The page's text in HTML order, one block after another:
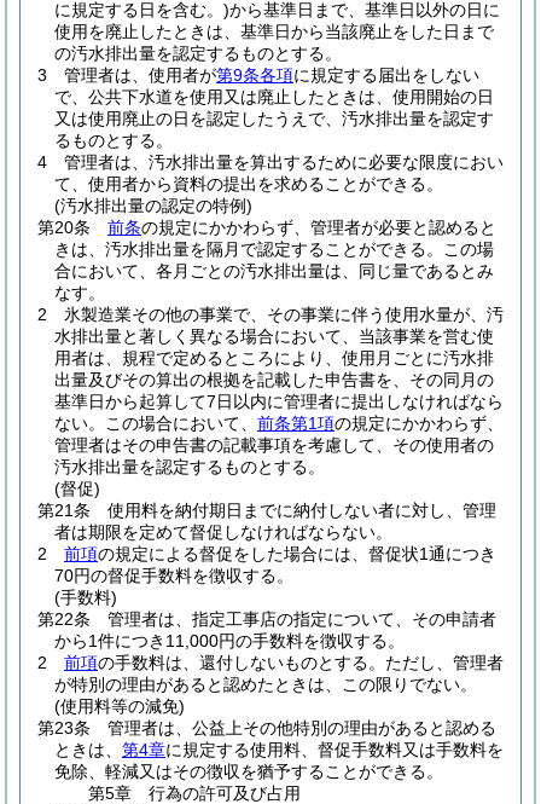
に規定する日を含む。)から基準日まで、基準日以外の日に
使用を廃止したときは、基準日から当該廃止をした日まで
の汚水排出量を認定するものとする。
3
管理者は、使用者が第9条各項に規定する届出をしない
で、公共下水道を使用又は廃止したときは、使用開始の日
又は使用廃止の日を認定したうえで、汚水排出量を認定す
るものとする。
4
管理者は、汚水排出量を算出するために必要な限度におい
て、使用者から資料の提出を求めることができる。
(汚水排出量の認定の特例)
第20条
前条の規定にかかわらず、管理者が必要と認めると
きは、汚水排出量を隔月で認定することができる。
この場
合において、各月ごとの汚水排出量は、同じ量であるとみ
なす。
2
氷製造業その他の事業で、その事業に伴う使用水量が、汚
水排出量と著しく異なる場合において、当該事業を営む使
用者は、規程で定めるところにより、使用月ごとに汚水排
出量及びその算出の根拠を記載した申告書を、その同月の
基準日から起算して7日以内に管理者に提出しなければなら
ない。
この場合において、 前条第1項の規定にかかわらず、
管理者はその申告書の記載事項を考慮して、その使用者の
汚水排出量を認定するものとする。
(督促)
第21条
使用料を納付期日までに納付しない者に対し、管理
者は期限を定めて督促しなければならない。
2
前項の規定による督促をした場合には、督促状1通につき
70円の督促手数料を徴収する。
(手数料)
第22条
管理者は、指定工事店の指定について、その申請者
から1件につき11,000円の手数料を徴収する。
2
前項の手数料は、還付しないものとする。 ただし、管理者
が特別の理由があると認めたときは、この限りでない。
(使用料等の減免)
第23条
管理者は、公益上その他特別の理由があると認める
ときは、 第4章に規定する使用料、督促手数料又は手数料を
免除、軽減又はその徴収を猶予することができる。
第5章
行為の許可及び占用